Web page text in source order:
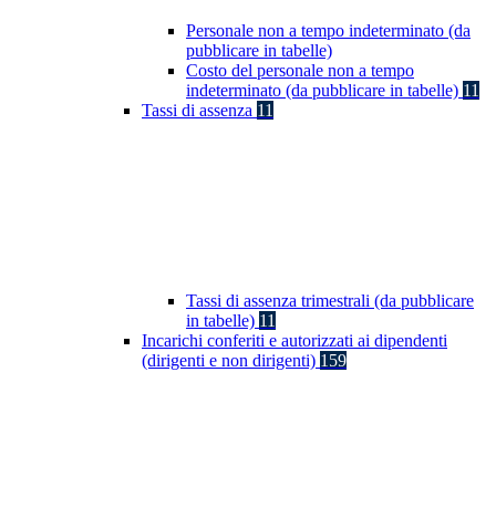
Personale non a tempo indeterminato (da
pubblicare in tabelle)
Costo del personale non a tempo
indeterminato (da pubblicare in tabelle) 11
Tassi di assenza 11
Tassi di assenza trimestrali (da pubblicare
in tabelle) 11
Incarichi conferiti e autorizzati ai dipendenti
(dirigenti e non dirigenti) 159